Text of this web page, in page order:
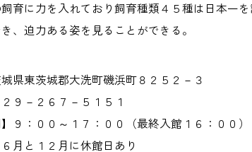
育に力を入れており飼育種類４５種は日本一
、迫力ある姿を見ることができる。
城県東茨城郡大洗町磯浜町８２５２－３
２９－２６７－５１５１
】９：００～１７：００（最終入館１６：００）
６月と１２月に休館日あり